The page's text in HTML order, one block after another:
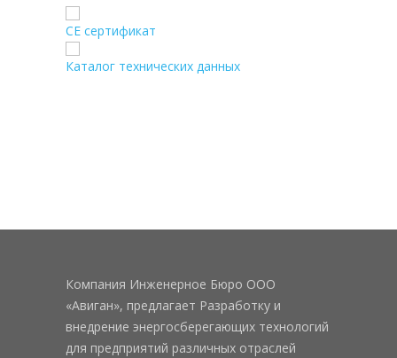
CE сертификат
Каталог технических данных
Компания Инженерное Бюро ООО
«Авиган», предлагает Разработку и
внедрение энергосберегающих технологий
для предприятий различных отраслей